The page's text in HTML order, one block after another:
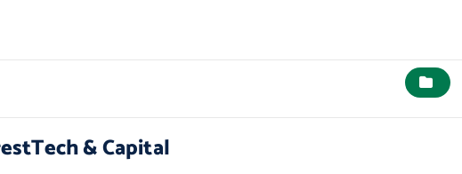
& Capital